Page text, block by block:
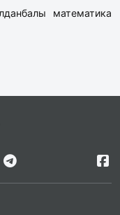
математика